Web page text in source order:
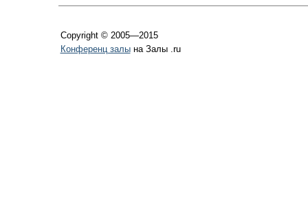
Copyright © 2005—2015
Конференц залына Залы .ru